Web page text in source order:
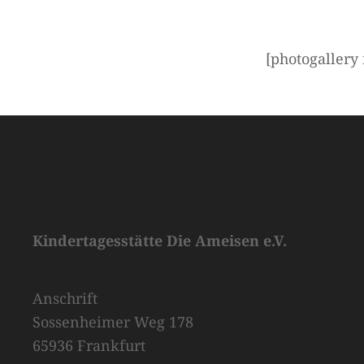
[photogallery
Kindertagesstätte Die Ameisen e.V.
Anschrift
Sossenheimer Weg 178
65936 Frankfurt